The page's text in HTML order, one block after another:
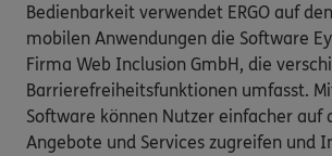
Bedienbarkeit verwendet ERGO auf
mobilen Anwendungen die Software
Firma Web Inclusion GmbH, die
Barrierefreiheitsfunktionen umfasst.
Software können Nutzer einfacher auf
Angebote und Services zugreifen und